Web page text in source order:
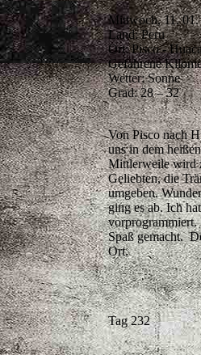
Mittwoch, 11. 01.
Land: Peru
Ort: Pisco -
Gefahrene
Wetter: Sonne
Grad: 28 – 32
Von Pisco nach
uns in dem
Mittlerweile wird
Geliebten, die
umgeben.
ging es ab. Ich
vorprogrammiert.
Spaß gemacht.
Ort.
Tag 232